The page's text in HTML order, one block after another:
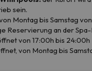
sein.
Montag bis Samstag
Reservierung an der
von 17:00h bis 24:00h
von Montag bis